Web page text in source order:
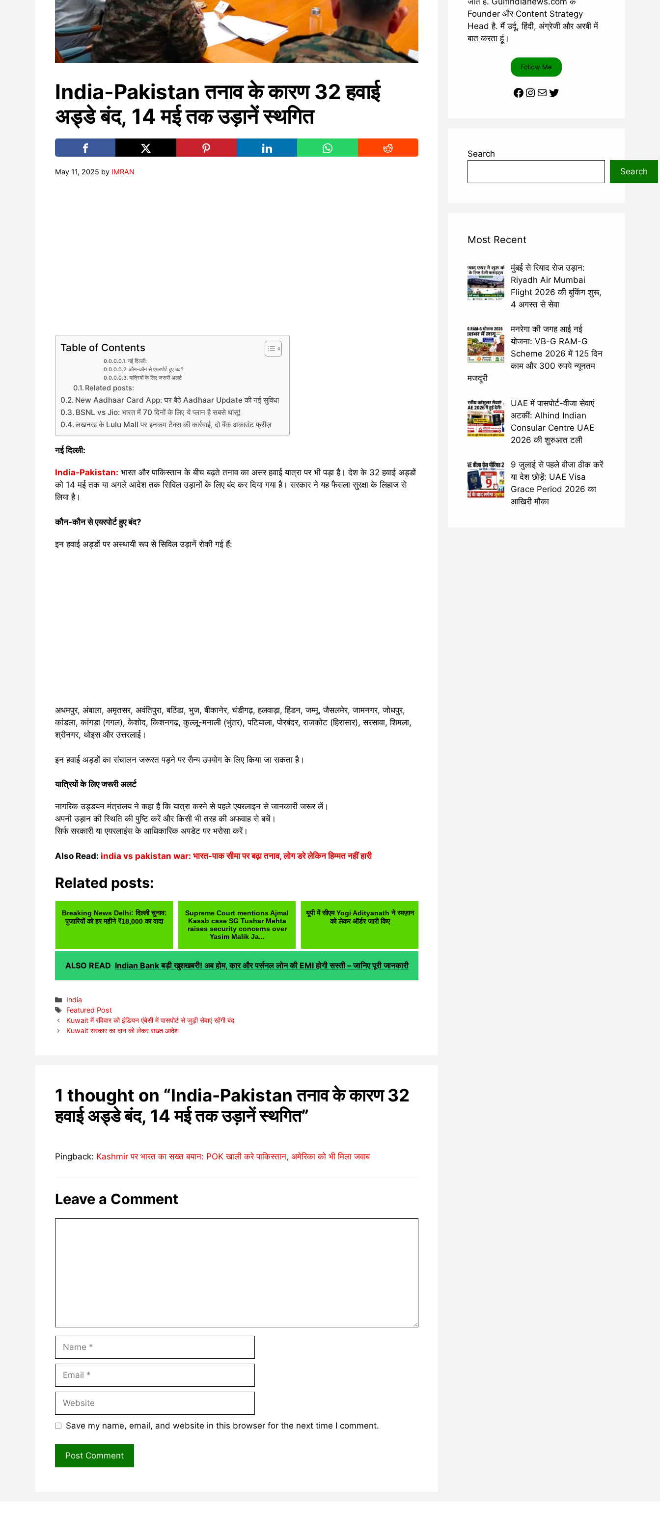
India-Pakistan तनाव के कारण 32 हवाई
अड्डे बंद, 14 मई तक उड़ानें स्थगित
May 11, 2025 by IMRAN
Table of Contents
नई दिल्ली:
कौन-कौन से एयरपोर्ट हुए बंद?
यात्रियों के लिए जरूरी अलर्ट
Related posts:
New Aadhaar Card App: घर बैठे Aadhaar Update की नई सुविधा
BSNL vs Jio: भारत में 70 दिनों के लिए ये प्लान है सबसे धांसू!
लखनऊ के Lulu Mall पर इनकम टैक्स की कार्रवाई, दो बैंक अकाउंट फ्रीज़
नई दिल्ली:
India-Pakistan: भारत और पाकिस्तान के बीच बढ़ते तनाव का असर हवाई यात्रा पर भी पड़ा है। देश के 32 हवाई अड्डों
को 14 मई तक या अगले आदेश तक सिविल उड़ानों के लिए बंद कर दिया गया है। सरकार ने यह फैसला सुरक्षा के लिहाज से
लिया है।
कौन-कौन से एयरपोर्ट हुए बंद?
इन हवाई अड्डों पर अस्थायी रूप से सिविल उड़ानें रोकी गई हैं:
अधमपुर, अंबाला, अमृतसर, अवंतिपुरा, बठिंडा, भुज, बीकानेर, चंडीगढ़, हलवाड़ा, हिंडन, जम्मू, जैसलमेर, जामनगर, जोधपुर,
कांडला, कांगड़ा (गगल), केशोद, किशनगढ़, कुल्लू-मनाली (भुंतर), पटियाला, पोरबंदर, राजकोट (हिरासार), सरसावा, शिमला,
श्रीनगर, थोइस और उत्तरलाई।
इन हवाई अड्डों का संचालन जरूरत पड़ने पर सैन्य उपयोग के लिए किया जा सकता है।
यात्रियों के लिए जरूरी अलर्ट
नागरिक उड्डयन मंत्रालय ने कहा है कि यात्रा करने से पहले एयरलाइन से जानकारी जरूर लें।
अपनी उड़ान की स्थिति की पुष्टि करें और किसी भी तरह की अफवाह से बचें।
सिर्फ सरकारी या एयरलाइंस के आधिकारिक अपडेट पर भरोसा करें।
Also Read: india vs pakistan war: भारत-पाक सीमा पर बढ़ा तनाव, लोग डरे लेकिन हिम्मत नहीं हारी
Related posts:
Breaking News Delhi: दिल्ली चुनाव:
पुजारियों को हर महीने ₹18,000 का वादा
Supreme Court mentions Ajmal
Kasab case SG Tushar Mehta
raises security concerns over
Yasim Malik Ja...
यूपी में सीएम Yogi Adityanath ने रमज़ान
को लेकर ऑर्डर जारी किए
ALSO READ Indian Bank बड़ी खुशखबरी! अब होम, कार और पर्सनल लोन की EMI होगी सस्ती – जानिए पूरी जानकारी
Categories
India
Tags
Featured Post
Kuwait में रविवार को इंडियन एंबेसी में पासपोर्ट से जुड़ी सेवाएं रहेंगी बंद
Kuwait सरकार का दान को लेकर सख्त आदेश
1 thought on “India-Pakistan तनाव के कारण 32
हवाई अड्डे बंद, 14 मई तक उड़ानें स्थगित”
Pingback: Kashmir पर भारत का सख्त बयान: POK खाली करे पाकिस्तान, अमेरिका को भी मिला जवाब
Leave a Comment
Save my name, email, and website in this browser for the next time I comment.
Founder और Content Strategy
Head है. मैं उर्दू, हिंदी, अंग्रेजी और अरबी में
बात करता हूं।
Follow Me
Facebook
Instagram
MailTwitter
Search
Search
Most Recent
मुंबई से रियाद रोज उड़ान:
Riyadh Air Mumbai
Flight 2026 की बुकिंग शुरू,
4 अगस्त से सेवा
मनरेगा की जगह आई नई
योजना: VB-G RAM-G
Scheme 2026 में 125 दिन
काम और 300 रुपये न्यूनतम
मजदूरी
UAE में पासपोर्ट-वीजा सेवाएं
अटकीं: Alhind Indian
Consular Centre UAE
2026 की शुरुआत टली
9 जुलाई से पहले वीजा ठीक करें
या देश छोड़ें: UAE Visa
Grace Period 2026 का
आखिरी मौका